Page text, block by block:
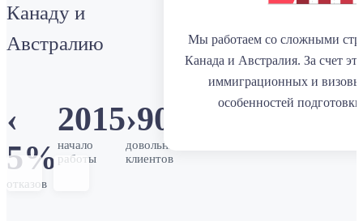
Канаду и
Австралию
‹
5%
отказов
2015
начало
работы
›900
довольных
клиентов
Мы работаем со сложными
Канада и Австралия. За счет
иммиграционных и
особенностей